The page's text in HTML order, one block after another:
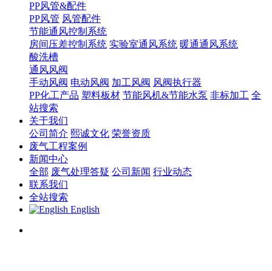
PP风管&配件
PP风管 风管配件
节能通风控制系统
房间压差控制系统 实验室通风系统 暖通通风系统
酸洗槽
通风风阀
手动风阀 电动风阀 加工风阀 风阀执行器
PP化工产品 塑料板材 节能风机&节能水泵 非标加工 全
站搜索
关于我们
公司简介 熙诚文化 荣誉资质
废气工程案例
新闻中心
全部 废气处理答疑 公司新闻 行业动态
联系我们
全站搜索
English